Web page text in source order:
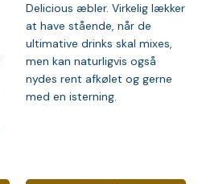
Delicious æbler. Virkelig lækker
at have stående, når de
ultimative drinks skal mixes,
men kan naturligvis også
nydes rent afkølet og gerne
med en isterning.